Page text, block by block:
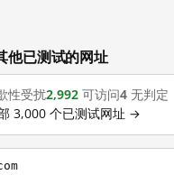
已测试的网址
性受扰2,992 可访问4 无判定
3,000 个已测试网址 →